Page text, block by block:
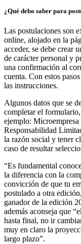
¿Qué debo saber para
Las postulaciones son
online, alojado en la
acceder, se debe crear
de carácter personal y
una confirmación al
cuenta. Con estos
las instrucciones.
Algunos datos que se
completar el
ejemplo:
Responsabilidad
la razón social y tener
caso de resultar
“Es fundamental
la diferencia con la
convicción de que tu
postulado a otra
ganador de la edición
además aconseja que
hasta final, no ir
muy en claro la
largo plazo”.